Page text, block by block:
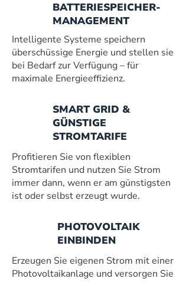
BATTERIESPEICHER-
MANAGEMENT
Intelligente Systeme speichern
überschüssige Energie und stellen sie
bei Bedarf zur Verfügung – für
maximale Energieeffizienz.
SMART GRID &
GÜNSTIGE
STROMTARIFE
Profitieren Sie von flexiblen
Stromtarifen und nutzen Sie Strom
immer dann, wenn er am günstigsten
ist oder selbst erzeugt wurde.
PHOTOVOLTAIK
EINBINDEN
Erzeugen Sie eigenen Strom mit einer
Photovoltaikanlage und versorgen Sie